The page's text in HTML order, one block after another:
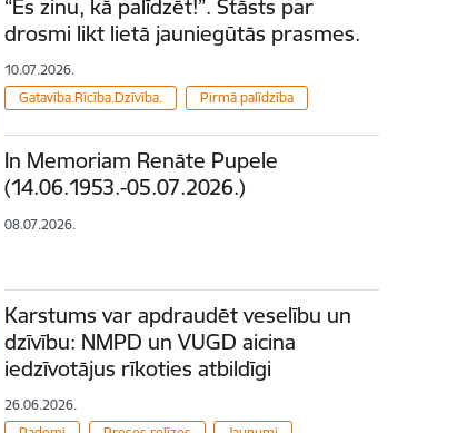
“Es zinu, kā palīdzēt!”. Stāsts par
drosmi likt lietā jauniegūtās prasmes.
10.07.2026.
Gatavība.Rīcība.Dzīvība.
Pirmā palīdzība
In Memoriam Renāte Pupele
(14.06.1953.-05.07.2026.)
08.07.2026.
Karstums var apdraudēt veselību un
dzīvību: NMPD un VUGD aicina
iedzīvotājus rīkoties atbildīgi
26.06.2026.